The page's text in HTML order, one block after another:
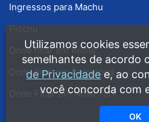
Ingressos para Machu
Picchu
Onde ficar em Roma
Onde ficar em Barcelona
Onde Ficar em Nova York
Utilizamos cookies
semelhantes de acordo
de Privacidade e, ao
você concorda com
OK